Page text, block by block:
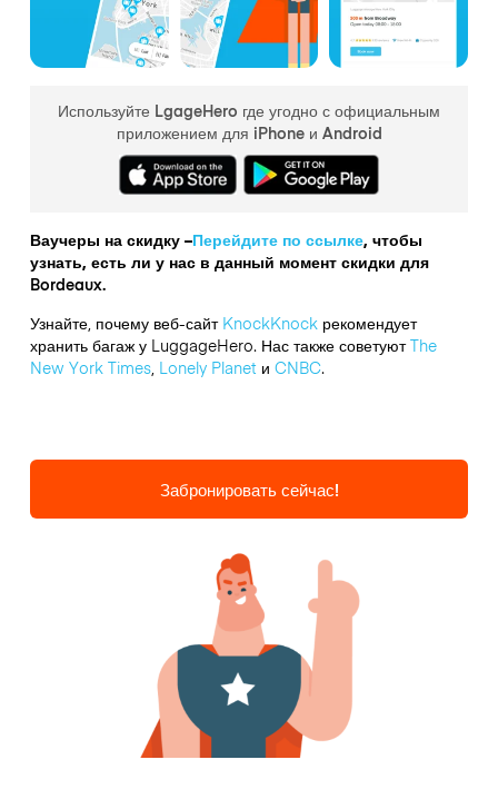
Используйте LgageHero где угодно с официальным
приложением для iPhone и Android
Ваучеры на скидку –Перейдите по ссылке, чтобы
узнать, есть ли у нас в данный момент скидки для
Bordeaux.
Узнайте, почему веб-сайт KnockKnockрекомендует
хранить багаж у LuggageHero. Нас также советуютThe
New York Times, Lonely Planetи CNBC.
Забронировать сейчас!